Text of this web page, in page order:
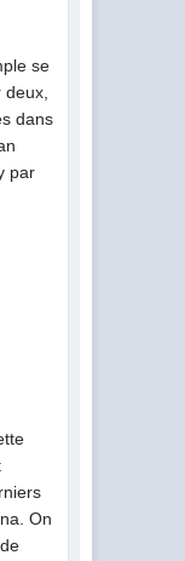
se
deux,
dans
par
On